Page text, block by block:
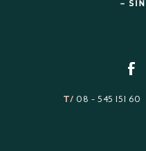
T/ 08 - 545 151 60